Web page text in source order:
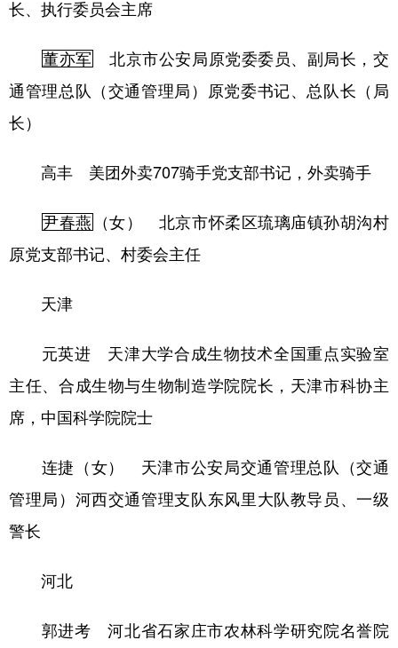
长、执行委员会主席
董亦军
北京市公安局原党委委员、副局长，交
通管理总队（交通管理局）原党委书记、总队长（局
长）
高丰 美团外卖707骑手党支部书记，外卖骑手
尹春燕
（女） 北京市怀柔区琉璃庙镇孙胡沟村
原党支部书记、村委会主任
天津
元英进 天津大学合成生物技术全国重点实验室
主任、合成生物与生物制造学院院长，天津市科协主
席，中国科学院院士
连捷（女） 天津市公安局交通管理总队（交通
管理局）河西交通管理支队东风里大队教导员、一级
警长
河北
郭进考 河北省石家庄市农林科学研究院名誉院